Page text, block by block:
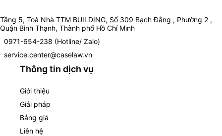
Tầng 5, Toà Nhà TTM BUILDING, Số 309 Bạch Đằng , Phường 2 ,
Quận Bình Thạnh, Thành phố Hồ Chí Minh
0971-654-238 (Hotline/ Zalo)
service.center@caselaw.vn
Thông tin dịch vụ
Giới thiệu
Giải pháp
Bảng giá
Liên hệ